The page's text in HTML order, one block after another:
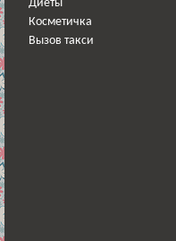
Диеты
Косметичка
Вызов такси